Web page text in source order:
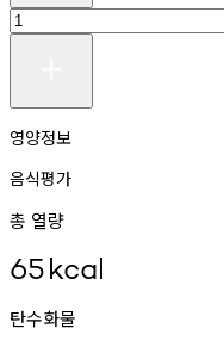
영양정보
음식평가
총 열량
65kcal
탄수화물